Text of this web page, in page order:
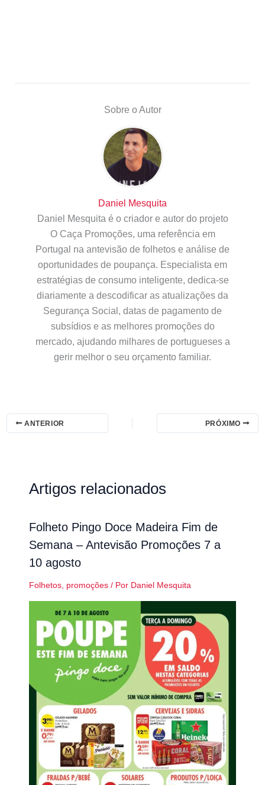
Sobre o Autor
Daniel Mesquita
Daniel Mesquita é o criador e autor do projeto
O Caça Promoções, uma referência em
Portugal na antevisão de folhetos e análise de
oportunidades de poupança. Especialista em
estratégias de consumo inteligente, dedica-se
diariamente a descodificar as atualizações da
Segurança Social, datas de pagamento de
subsídios e as melhores promoções do
mercado, ajudando milhares de portugueses a
gerir melhor o seu orçamento familiar.
ANTERIOR PRÓXIMO
Artigos relacionados
Folheto Pingo Doce Madeira Fim de
Semana – Antevisão Promoções 7 a
10 agosto
Folhetos, promoções/ Por Daniel Mesquita